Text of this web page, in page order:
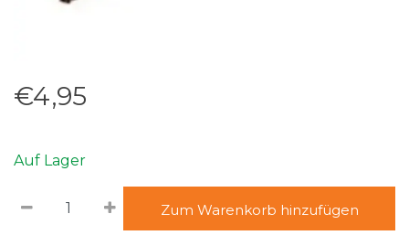
€4,95
Auf Lager
Zum Warenkorb hinzufügen